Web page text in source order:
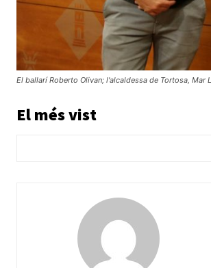
El ballarí Roberto Olivan; l'alcaldessa de Tortosa,
El més vist